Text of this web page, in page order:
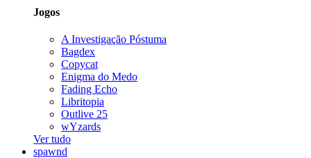
Jogos
A Investigação Póstuma
Bagdex
Copycat
Enigma do Medo
Fading Echo
Libritopia
Outlive 25
wYzards
Ver tudo
spawnd